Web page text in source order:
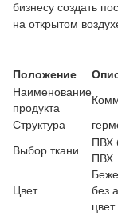
бизнесу создать
на открытом
Положение
Наименование
продукта
Структура
Выбор ткани
ПВХ
ПВХ
Цвет
без
цвет